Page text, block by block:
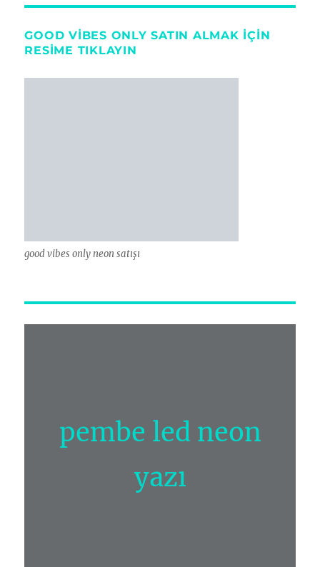
GOOD VIBES ONLY SATIN ALMAK IÇIN
RESIME TIKLAYIN
good vibes only neon satışı
pembe led neon
yazı